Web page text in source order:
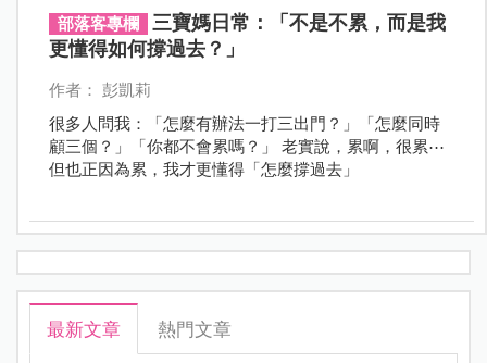
部落客專欄
三寶媽日常：「不是不累，而是我
更懂得如何撐過去？」
作者： 彭凱莉
很多人問我：「怎麼有辦法一打三出門？」「怎麼同時
顧三個？」「你都不會累嗎？」 老實說，累啊，很累⋯
但也正因為累，我才更懂得「怎麼撐過去」
最新文章 熱門文章